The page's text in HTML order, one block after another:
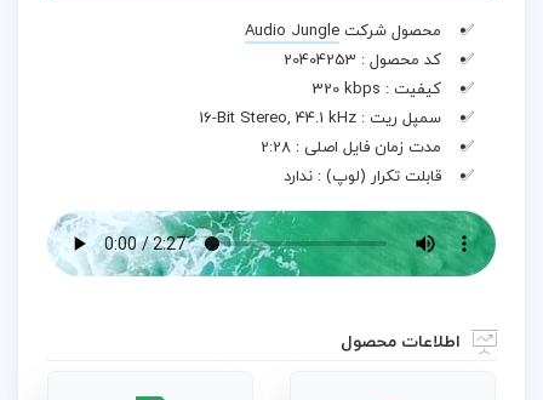
محصول شرکت Audio Jungle
کد محصول : 20404253
کیفیت : 320 kbps
سمپل ریت : 16-Bit Stereo, 44.1 kHz
مدت زمان فایل اصلی : 2:28
قابلت تکرار (لوپ) : ندارد
اطلاعات محصول